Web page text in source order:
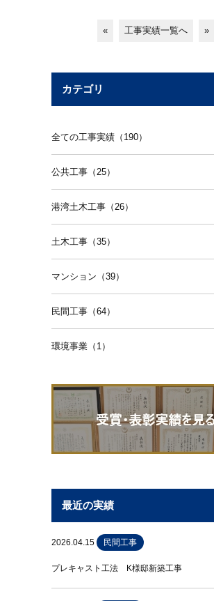
« 工事実績一覧へ »
カテゴリ
全ての工事実績（190）
公共工事（25）
港湾土木工事（26）
土木工事（35）
マンション（39）
民間工事（64）
環境事業（1）
最近の実績
2026.04.15 民間工事
プレキャスト工法 K様邸新築工事